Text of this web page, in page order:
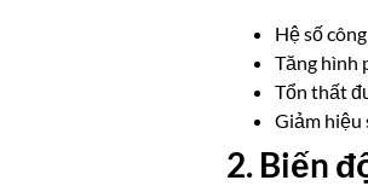
Hệ số
Tăng hình
Tổn thất
Giảm hiệu
2. Biến